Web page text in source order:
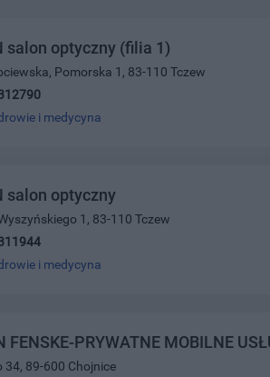
salon optyczny (filia 1)
Pomorska 1, 83-110 Tczew
i medycyna
salon optyczny
1, 83-110 Tczew
i medycyna
FENSKE-PRYWATNE MOBILNE
34, 89-600 Chojnice